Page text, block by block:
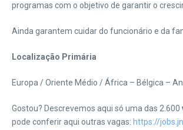
programas com o objetivo de garantir o
Ainda garantem cuidar do funcionário e da
Localização Primária
Europa / Oriente Médio / África – Bélgica –
Gostou? Descrevemos aqui só uma das 2.600
pode conferir aqui outras vagas: https://